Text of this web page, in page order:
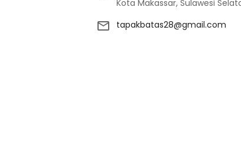
Kota Makassar, Sulawesi
tapakbatas28@gmail.com